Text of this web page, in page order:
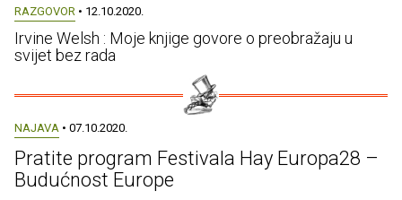
RAZGOVOR • 12.10.2020.
Irvine Welsh : Moje knjige govore o preobražaju u
svijet bez rada
NAJAVA • 07.10.2020.
Pratite program Festivala Hay Europa28 –
Budućnost Europe